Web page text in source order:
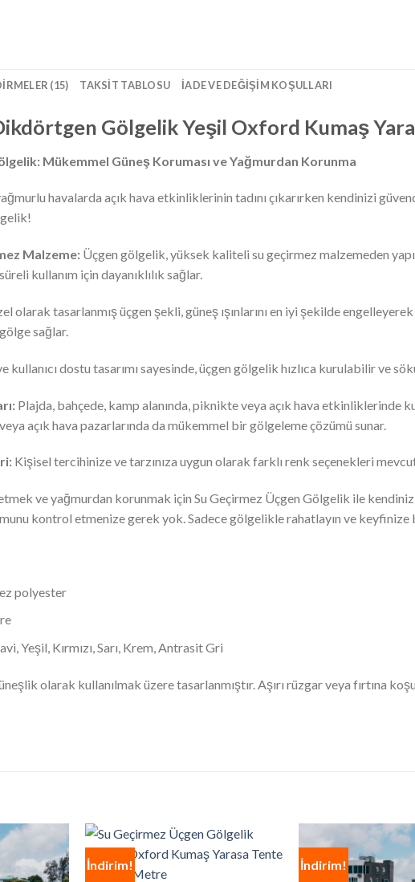
(15) TAKSIT TABLOSU İADE VE DEĞIŞIM KOŞULLARI
Gölgelik Yeşil Oxford Kumaş
Mükemmel Güneş Koruması ve Yağmurdan Korunma
havalarda açık hava etkinliklerinin tadını çıkarırken kendinizi
Malzeme: Üçgen gölgelik, yüksek kaliteli su geçirmez malzemeden
kullanım için dayanıklılık sağlar.
olarak tasarlanmış üçgen şekli, güneş ışınlarını en iyi şekilde
sağlar.
kullanıcı dostu tasarımı sayesinde, üçgen gölgelik hızlıca kurulabilir ve
Plajda, bahçede, kamp alanında, piknikte veya açık hava etkinliklerinde
açık hava pazarlarında da mükemmel bir gölgeleme çözümü sunar.
Kişisel tercihinize ve tarzınıza uygun olarak farklı renk seçenekleri
ve yağmurdan korunmak için Su Geçirmez Üçgen Gölgelik ile
kontrol etmenize gerek yok. Sadece gölgelikle rahatlayın ve keyfinize
polyester
Yeşil, Kırmızı, Sarı, Krem, Antrasit Gri
olarak kullanılmak üzere tasarlanmıştır. Aşırı rüzgar veya fırtına
İndirim! İndirim!